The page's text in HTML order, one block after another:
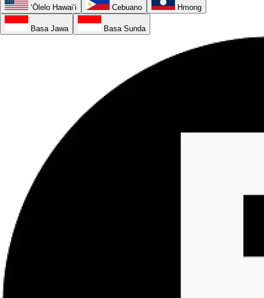
ʻŌlelo Hawaiʻi Cebuano Hmong
Basa Jawa Basa Sunda